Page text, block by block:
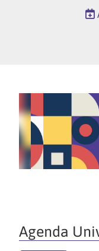
Agenda